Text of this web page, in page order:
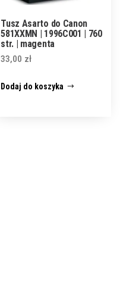
Tusz Asarto do Canon
581XXMN | 1996C001 | 760
str. | magenta
33,00 zł
Dodaj do koszyka